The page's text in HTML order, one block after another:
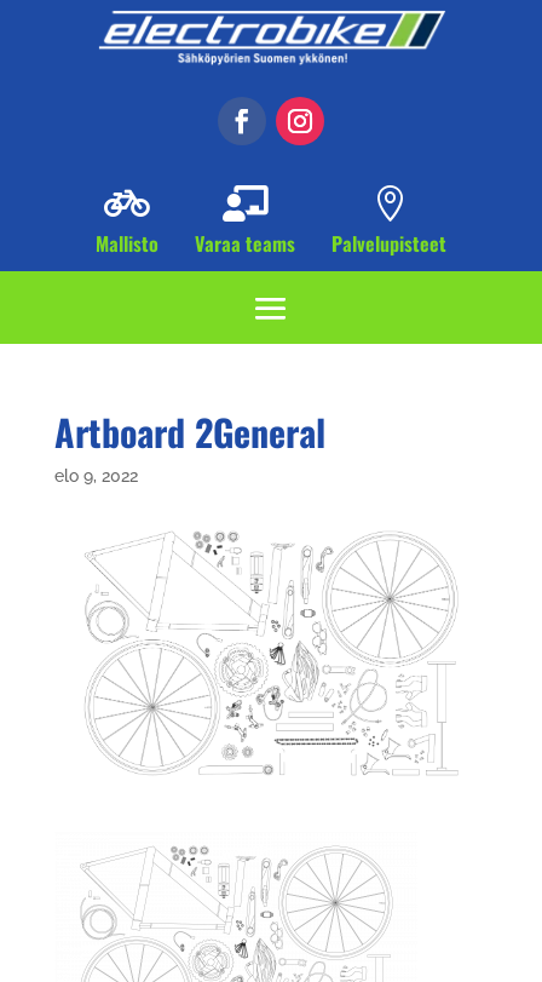

Mallisto

Varaa teams

Palvelupisteet
Artboard 2General
elo 9, 2022